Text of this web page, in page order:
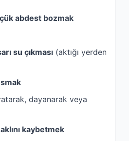
abdest bozmak
su çıkması (aktığı yerden
dayanarak veya
kaybetmek